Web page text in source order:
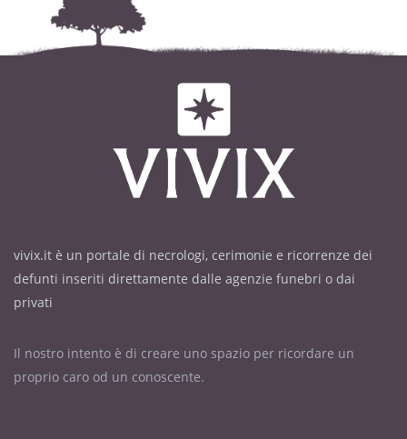
vivix.it è un portale di necrologi, cerimonie e ricorrenze dei
defunti inseriti direttamente dalle agenzie funebri o dai
privati
Il nostro intento è di creare uno spazio per ricordare un
proprio caro od un conoscente.